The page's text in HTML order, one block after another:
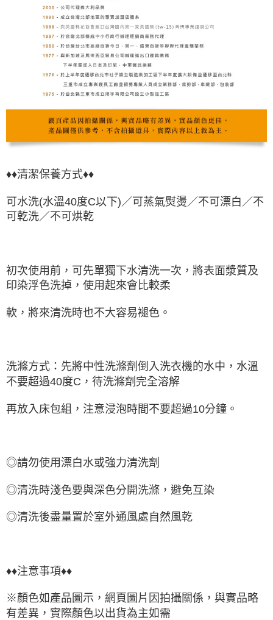
♦♦清潔保養方式♦♦
可水洗(水溫40度C以下)／可蒸氣熨燙／不可漂白／不
可乾洗／不可烘乾
初次使用前，可先單獨下水清洗一次，將表面漿質及
印染浮色洗掉，使用起來會比較柔
軟，將來清洗時也不大容易褪色。
洗滌方式：先將中性洗滌劑倒入洗衣機的水中，水溫
不要超過40度C，待洗滌劑完全溶解
再放入床包組，注意浸泡時間不要超過10分鐘。
◎請勿使用漂白水或強力清洗劑
◎清洗時淺色要與深色分開洗滌，避免互染
◎清洗後盡量置於室外通風處自然風乾
♦♦注意事項♦♦
※顏色如產品圖示，網頁圖片因拍攝關係，與實品略
有差異，實際顏色以出貨為主如需